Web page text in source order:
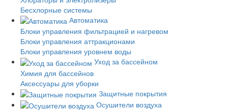
Бесхлорные системы
Автоматика
Блоки управления фильтрацией и нагревом
Блоки управления аттракционами
Блоки управления уровнем воды
Уход за бассейном
Химия для бассейнов
Аксессуары для уборки
Защитные покрытия
Осушители воздуха